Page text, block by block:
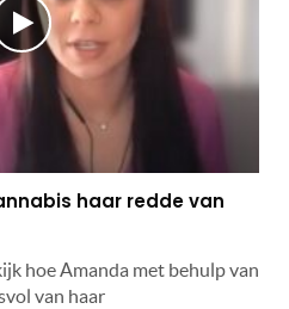
haar redde van
hoe Amanda met behulp van
van haar